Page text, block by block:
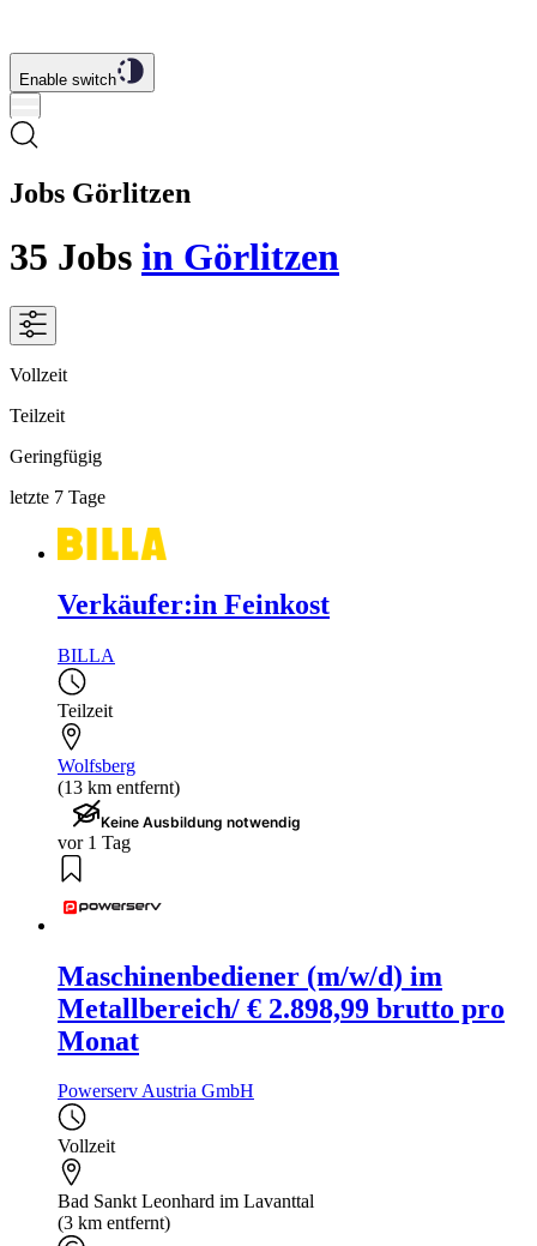
Enable switch
Jobs Görlitzen
35 Jobs in Görlitzen
Vollzeit
Teilzeit
Geringfügig
letzte 7 Tage
Verkäufer:in Feinkost
BILLA
Teilzeit
Wolfsberg
(13 km entfernt)
Keine Ausbildung notwendig
vor 1 Tag
Maschinenbediener (m/w/d) im
Metallbereich/ € 2.898,99 brutto pro
Monat
Powerserv Austria GmbH
Vollzeit
Bad Sankt Leonhard im Lavanttal
(3 km entfernt)